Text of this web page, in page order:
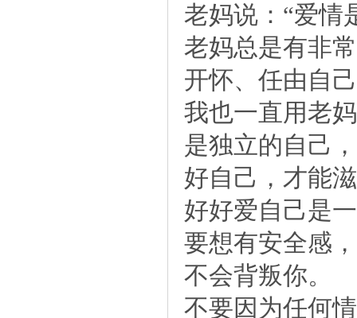
老妈说：“爱情
老妈总是有非
开怀、任由自
我也一直用老
是独立的自己
好自己，才能
好好爱自己是
要想有安全感
不会背叛你。
不要因为任何